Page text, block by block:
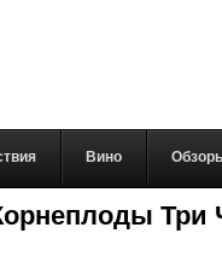
Вино
Три